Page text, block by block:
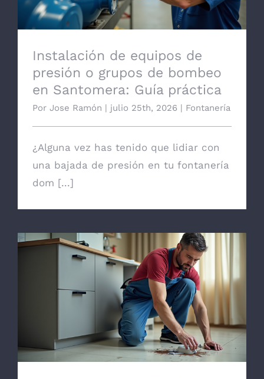
Instalación de equipos de
presión o grupos de bombeo
en Santomera: Guía práctica
Por Jose Ramón | julio 25th, 2026 | Fontanería
¿Alguna vez has tenido que lidiar con
una bajada de presión en tu fontanería
dom [...]
Desatascos en La Zenia: Servicio
Profesional de Limpieza Urgente para
Cocinas y Baños